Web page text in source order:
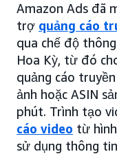
Amazon Ads đã
trợ quảng cáo
qua chế độ
Hoa Kỳ, từ đó
quảng cáo
ảnh hoặc ASIN
phút. Trình tạo
cáo video từ
sử dụng thông